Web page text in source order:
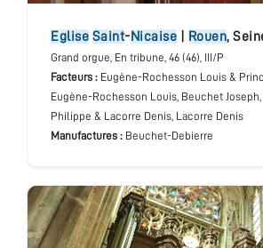
Eglise Saint- Nicaise Rouen,
Grand orgue, En tribune, 46 (46), III/P
Facteurs : Eugène-Rochesson Louis &
Eugène-Rochesson Louis, Beuchet Joseph,
Philippe & Lacorre Denis, Lacorre Denis
Manufactures : Beuchet-Debierre